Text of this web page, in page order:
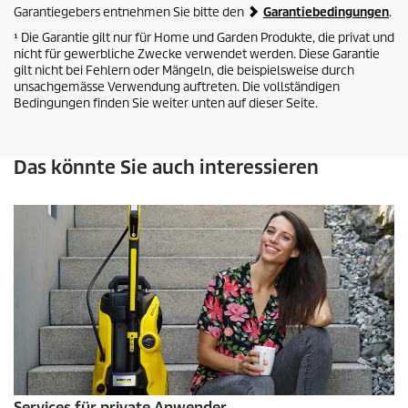
Garantiegebers entnehmen Sie bitte den
Garantiebedingungen.
¹ Die Garantie gilt nur für Home und Garden Produkte, die privat und
nicht für gewerbliche Zwecke verwendet werden. Diese Garantie
gilt nicht bei Fehlern oder Mängeln, die beispielsweise durch
unsachgemässe Verwendung auftreten. Die vollständigen
Bedingungen finden Sie weiter unten auf dieser Seite.
Das könnte Sie auch interessieren